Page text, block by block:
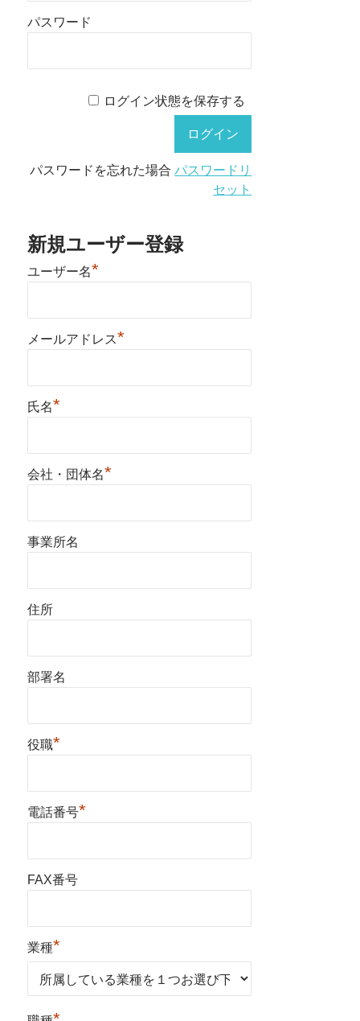
パスワード
ログイン状態を保存する
パスワードを忘れた場合パスワードリ
セット
新規ユーザー登録
ユーザー名*
メールアドレス*
氏名*
会社・団体名*
事業所名
住所
部署名
役職*
電話番号*
FAX番号
業種*